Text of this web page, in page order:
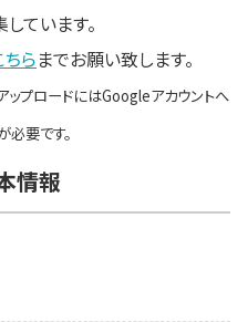
ています。
ちらまでお願い致します。
ップロードにはGoogleアカウントへ
必要です。
情報